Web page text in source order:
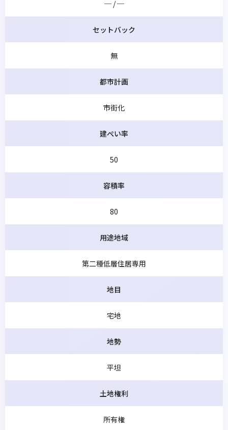
─ / ─
セットバック
無
都市計画
市街化
建ぺい率
50
容積率
80
用途地域
第二種低層住居専用
地目
宅地
地勢
平坦
土地権利
所有権